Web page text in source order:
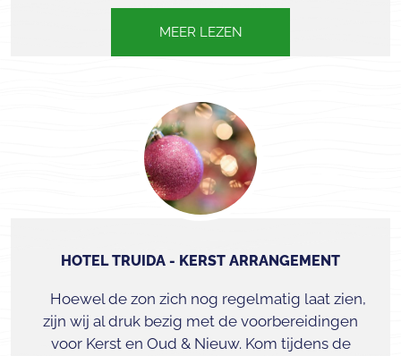
MEER LEZEN
HOTEL TRUIDA - KERST ARRANGEMENT
Hoewel de zon zich nog regelmatig laat zien,
zijn wij al druk bezig met de voorbereidingen
voor Kerst en Oud & Nieuw. Kom tijdens de